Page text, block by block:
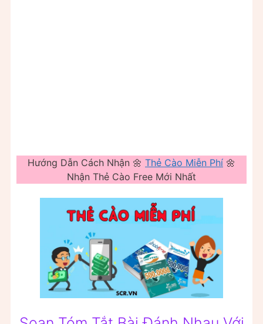
Hướng Dẫn Cách Nhận 🌼 Thẻ Cào Miễn Phí 🌼
Nhận Thẻ Cào Free Mới Nhất